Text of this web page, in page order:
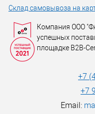
Склад самовывоза на
Компания ООО
успешных
площадке B2B-
+7
+7
Email: